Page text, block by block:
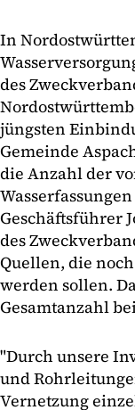
In
des
jüngsten
Gemeinde
die Anzahl der
Geschäftsführer
des
Quellen, die
werden sollen.
Gesamtanzahl
"Durch unsere
und
Vernetzung